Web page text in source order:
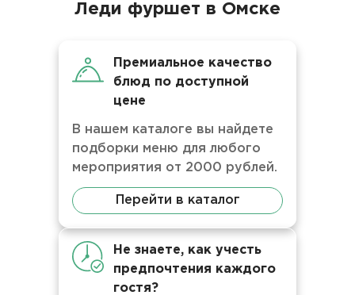
Леди фуршет в Омске
Премиальное качество
блюд по доступной
цене
В нашем каталоге вы найдете
подборки меню для любого
мероприятия от 2000 рублей.
Перейти в каталог
Не знаете, как учесть
предпочтения каждого
гостя?